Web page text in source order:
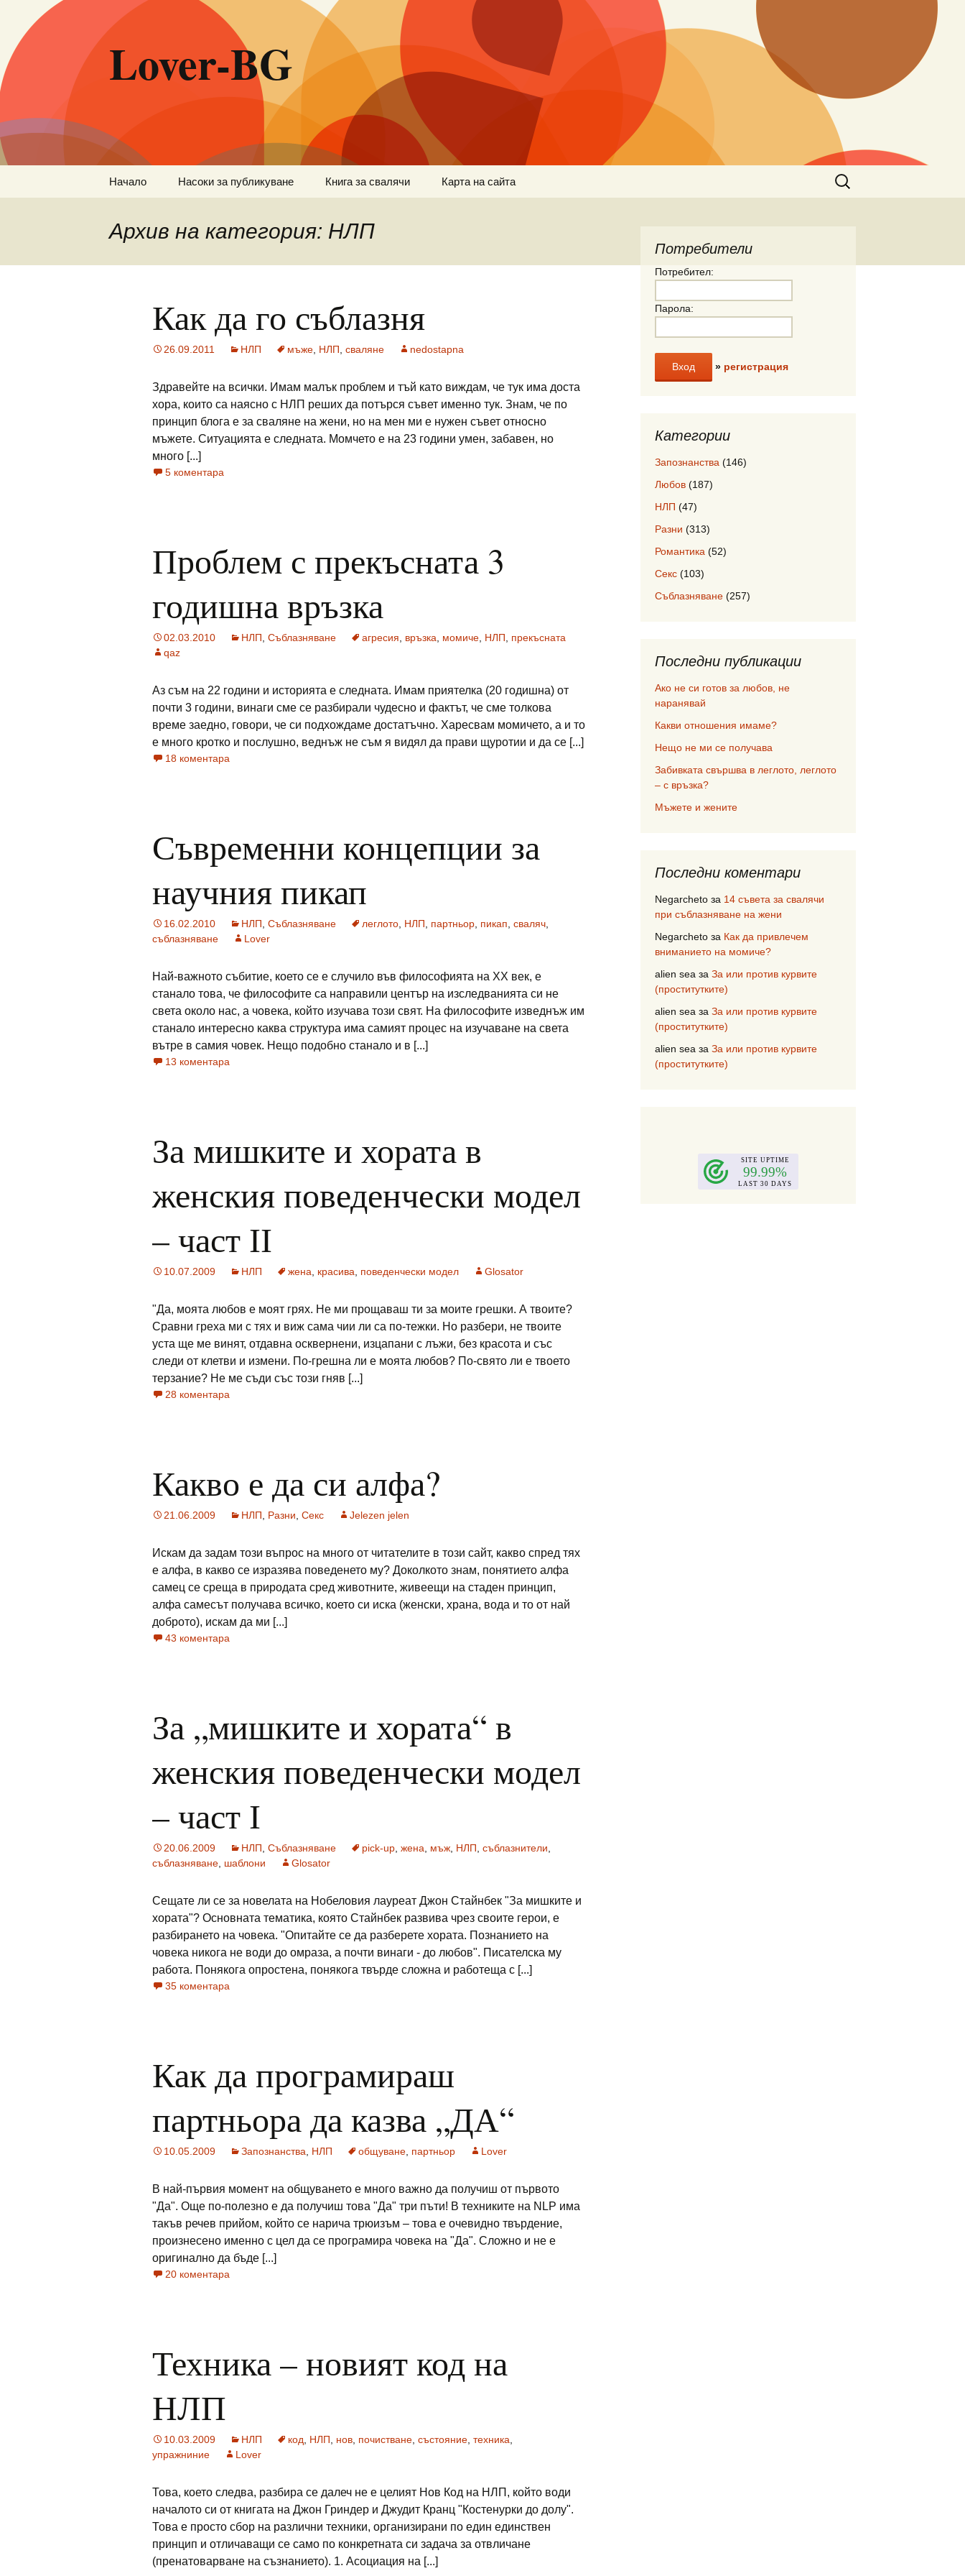
Lover-BG
Начало Насоки за публикуване Книга за свалячи Карта на сайта
Търсене
за:
Архив на категория: НЛП
Как да го съблазня
26.09.2011 НЛП мъже НЛП сваляне nedostapna
Здравейте на всички. Имам малък проблем и тъй като виждам, че тук има доста
хора, които са наясно с НЛП реших да потърся съвет именно тук. Знам, че по
принцип блога е за сваляне на жени, но на мен ми е нужен съвет относно
мъжете. Ситуацията е следната. Момчето е на 23 години умен, забавен, но
много [...]
5 коментара
Проблем с прекъсната 3
годишна връзка
02.03.2010 НЛП Съблазняване агресия връзка момиче НЛП
прекъсната
qaz
Аз съм на 22 години и историята е следната. Имам приятелка (20 годишна) от
почти 3 години, винаги сме се разбирали чудесно и фактът, че сме толкова
време заедно, говори, че си подхождаме достатъчно. Харесвам момичето, а и то
е много кротко и послушно, веднъж не съм я видял да прави щуротии и да се [...]
18 коментара
Съвременни концепции за
научния пикап
16.02.2010 НЛП Съблазняване леглото НЛП партньор пикап сваляч
съблазняване
Lover
Най-важното събитие, което се е случило във философията на ХХ век, е
станало това, че философите са направили център на изследванията си не
света около нас, а човека, който изучава този свят. На философите изведнъж им
станало интересно каква структура има самият процес на изучаване на света
вътре в самия човек. Нещо подобно станало и в [...]
13 коментара
За мишките и хората в
женския поведенчески модел
– част ІІ
10.07.2009 НЛП жена красива поведенчески модел Glosator
"Да, моята любов е моят грях. Не ми прощаваш ти за моите грешки. А твоите?
Сравни греха ми с тях и виж сама чии ли са по-тежки. Но разбери, не твоите
уста ще ме винят, отдавна осквернени, изцапани с лъжи, без красота и със
следи от клетви и измени. По-грешна ли е моята любов? По-свято ли е твоето
терзание? Не ме съди със този гняв [...]
28 коментара
Какво е да си алфа?
21.06.2009 НЛП Разни Секс Jelezen jelen
Искам да задам този въпрос на много от читателите в този сайт, какво спред тях
е алфа, в какво се изразява поведенето му? Доколкото знам, понятието алфа
самец се среща в природата сред животните, живеещи на стаден принцип,
алфа самесът получава всичко, което си иска (женски, храна, вода и то от най
доброто), искам да ми [...]
43 коментара
За „мишките и хората“ в
женския поведенчески модел
– част І
20.06.2009 НЛП Съблазняване pick-up жена мъж НЛП съблазнители
съблазняване шаблони Glosator
Сещате ли се за новелата на Нобеловия лауреат Джон Стайнбек "За мишките и
хората"? Основната тематика, която Стайнбек развива чрез своите герои, е
разбирането на човека. "Опитайте се да разберете хората. Познанието на
човека никога не води до омраза, а почти винаги - до любов". Писателска му
работа. Понякога опростена, понякога твърде сложна и работеща с [...]
35 коментара
Как да програмираш
партньора да казва „ДА“
10.05.2009 Запознанства НЛП общуване партньор Lover
В най-първия момент на общуването е много важно да получиш от първото
"Да". Още по-полезно е да получиш това "Да" три пъти! В техниките на NLP има
такъв речев прийом, който се нарича трюизъм – това е очевидно твърдение,
произнесено именно с цел да се програмира човека на "Да". Сложно и не е
оригинално да бъде [...]
20 коментара
Техника – новият код на
НЛП
10.03.2009 НЛП код НЛП нов почистване състояние техника
упражниние
Lover
Това, което следва, разбира се далеч не е целият Нов Код на НЛП, който води
началото си от книгата на Джон Гриндер и Джудит Кранц "Костенурки до долу".
Това е просто сбор на различни техники, организирани по един единствен
принцип и отличаващи се само по конкретната си задача за отвличане
(пренатоварване на съзнанието). 1. Асоциация на [...]
Потребители
Потребител:
Парола:
» регистрация
Категории
Запознанства (146)
Любов (187)
НЛП (47)
Разни (313)
Романтика (52)
Секс (103)
Съблазняване (257)
Последни публикации
Ако не си готов за любов, не
наранявай
Какви отношения имаме?
Нещо не ми се получава
Забивката свършва в леглото, леглото
– с връзка?
Мъжете и жените
Последни коментари
Negarcheto за 14 съвета за свалячи
при съблазняване на жени
Negarcheto за Как да привлечем
вниманието на момиче?
alien sea за За или против курвите
(проститутките)
alien sea за За или против курвите
(проститутките)
alien sea за За или против курвите
(проститутките)